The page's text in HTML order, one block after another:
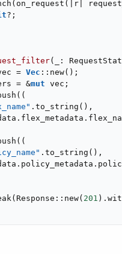
?;
(_:
= Vec ::new();
= &mut vec;
.to_string(),
.to_string(),
201